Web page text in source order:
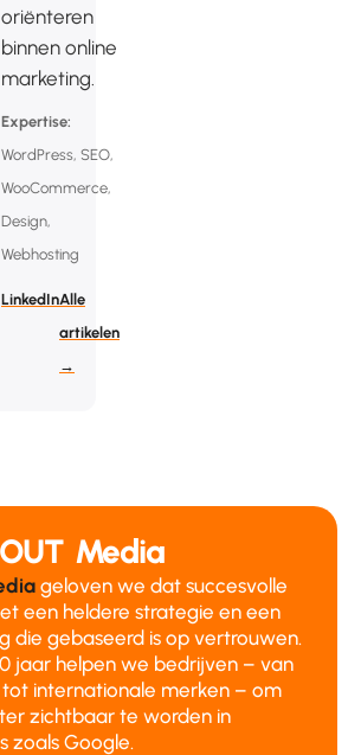
oriënteren
binnen online
marketing.
Expertise:
WordPress, SEO,
WooCommerce,
Design,
Webhosting
LinkedInAlle
artikelen
→
Media
geloven we dat succesvolle
een heldere strategie en een
die gebaseerd is op vertrouwen.
jaar helpen we bedrijven – van
tot internationale merken – om
zichtbaar te worden in
zoals Google.